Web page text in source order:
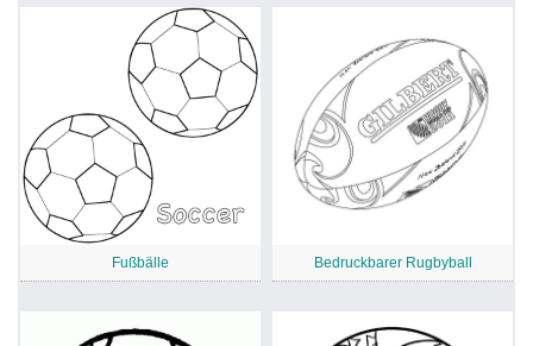
Fußbälle Bedruckbarer Rugbyball